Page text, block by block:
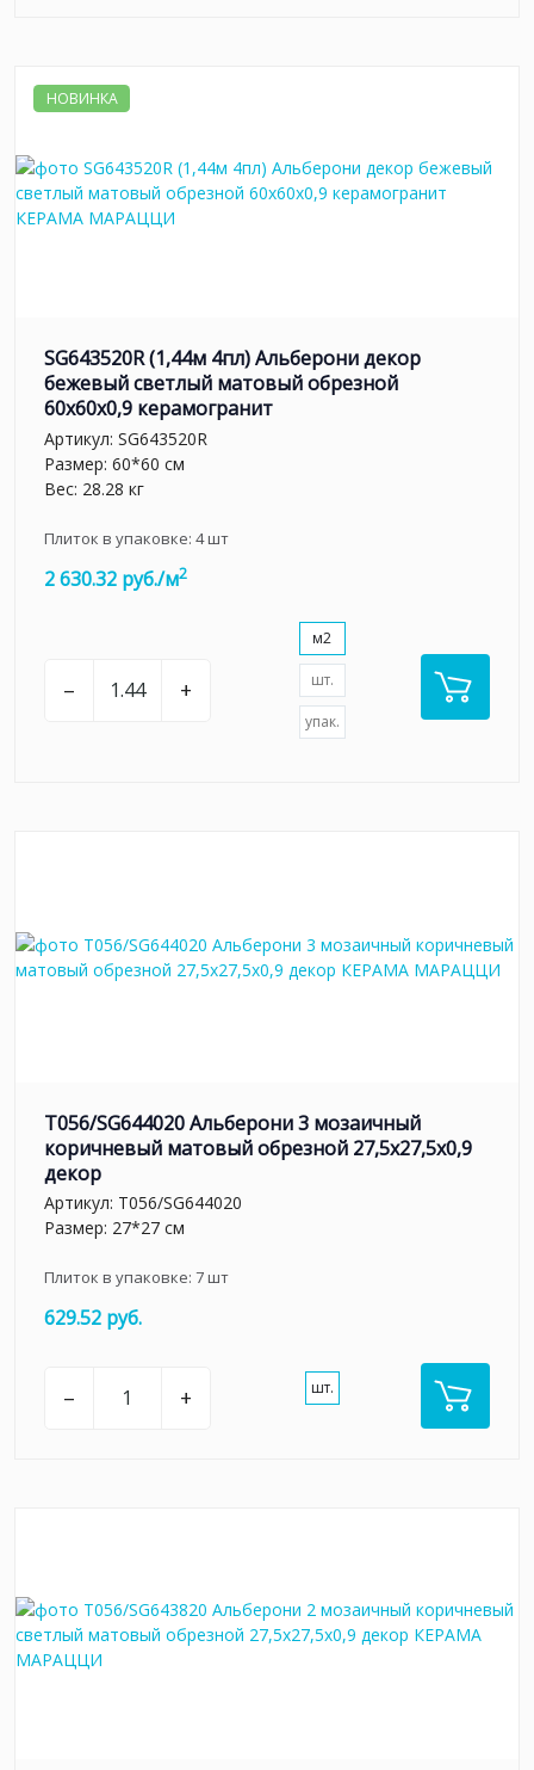
НОВИНКА
SG643520R (1,44м 4пл) Альберони декор
бежевый светлый матовый обрезной
60x60x0,9 керамогранит
Артикул: SG643520R
Размер: 60*60 см
Вес: 28.28 кг
Плиток в упаковке: 4шт
2 630.32 руб./м2
– +
м2
шт.
упак.
T056/SG644020 Альберони 3 мозаичный
коричневый матовый обрезной 27,5x27,5x0,9
декор
Артикул: T056/SG644020
Размер: 27*27 см
Плиток в упаковке: 7шт
629.52 руб.
– + шт.